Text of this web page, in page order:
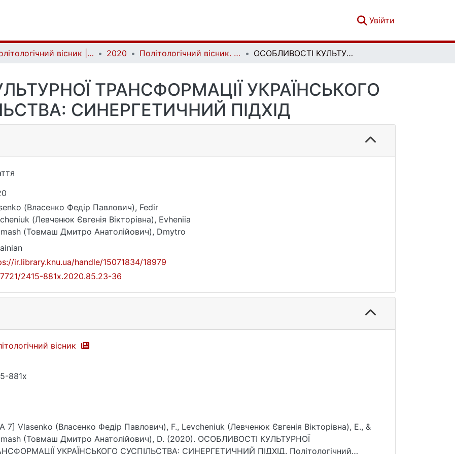
Увійти
Політологічний вісник | Politology bulletin 2020 Політологічний вісник. Випуск 85 ОСОБЛИВОСТІ КУЛЬТУРНОЇ ТРАНСФОРМАЦІЇ УКРАЇНСЬКОГО СУСПІЛЬСТВА: СИНЕРГЕТИЧНИЙ ПІДХІД
ТРАНСФОРМАЦІЇ УКРАЇНСЬКОГО
СИНЕРГЕТИЧНИЙ ПІДХІД
(Власенко Федір Павлович), Fedir
(Левченюк Євгенія Вікторівна), Evheniia
(Товмаш Дмитро Анатолійович), Dmytro
ir.library.knu.ua/handle/15071834/18979
2415-881x.2020.85.23-36
вісник
881x
7] Vlasenko (Власенко Федір Павлович), F., Levcheniuk (Левченюк Євгенія Вікторівна), E., &
(Товмаш Дмитро Анатолійович), D. (2020). ОСОБЛИВОСТІ КУЛЬТУРНОЇ
УКРАЇНСЬКОГО СУСПІЛЬСТВА: СИНЕРГЕТИЧНИЙ ПІДХІД. Політологічний